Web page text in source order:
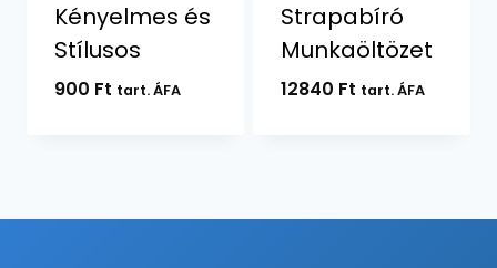
Kényelmes és
Stílusos
900 Ft tart. ÁFA
Strapabíró
Munkaöltözet
12840 Ft tart. ÁFA